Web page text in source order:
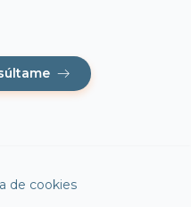
de cookies